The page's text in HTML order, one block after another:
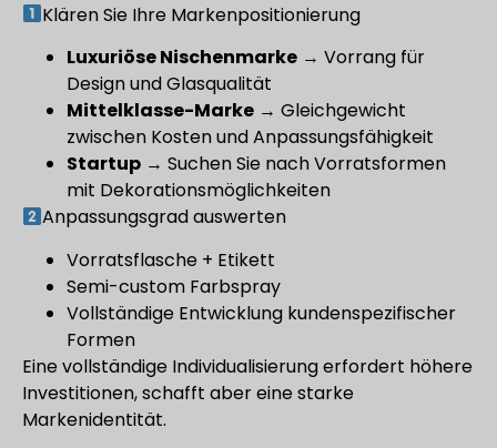
Klären Sie Ihre Markenpositionierung
Luxuriöse Nischenmarke → Vorrang für
Design und Glasqualität
Mittelklasse-Marke → Gleichgewicht
zwischen Kosten und Anpassungsfähigkeit
Startup → Suchen Sie nach Vorratsformen
mit Dekorationsmöglichkeiten
Anpassungsgrad auswerten
Vorratsflasche + Etikett
Semi-custom Farbspray
Vollständige Entwicklung kundenspezifischer
Formen
Eine vollständige Individualisierung erfordert höhere
Investitionen, schafft aber eine starke
Markenidentität.